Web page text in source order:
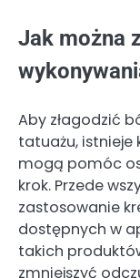
Jak można
Aby złagodzić
tatuażu,
mogą pomóc
krok. Przede
zastosowanie
dostępnych w
takich
zmniejszyć